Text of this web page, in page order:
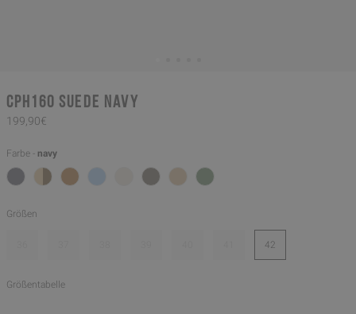
CPH160 suede navy
199,90€
Farbe - navy
Größen
42
Größentabelle